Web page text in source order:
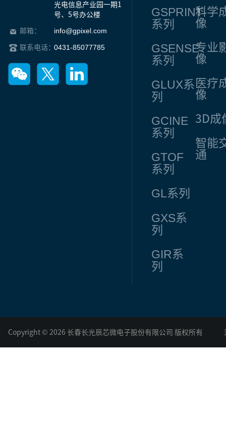
光电信息产业园一期1
号、5号办公楼
邮箱： info@gpixel.com
联系电话：0431-85077785
GSPRINT
系列
GSENSE
系列
GLUX系
列
GCINE
系列
GTOF
系列
GL系列
GXS系
列
GIR系
列
科学
像
专业
像
医疗
像
3D成
智能
通
Copyright © 2026 长春长光辰芯微电子股份有限公司 版权所有